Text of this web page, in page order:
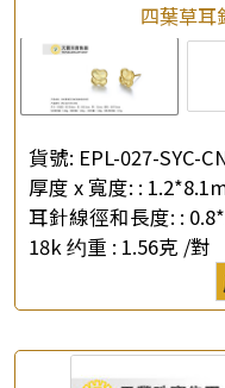
四葉草耳
貨號: EPL-027-SYC-
厚度 x 寬度: :
耳針線徑和長度: :
18k 约重 : 1.56克 /對
產品查詢
公司名稱